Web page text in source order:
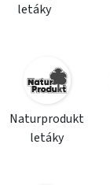
letáky
Naturprodukt
letáky